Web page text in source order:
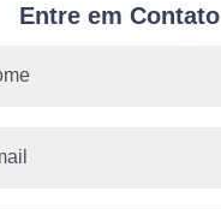
Entre em Contato